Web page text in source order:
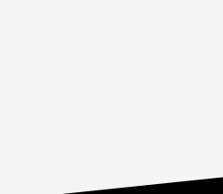
con o senza il
i
26 g per 64 nipple.